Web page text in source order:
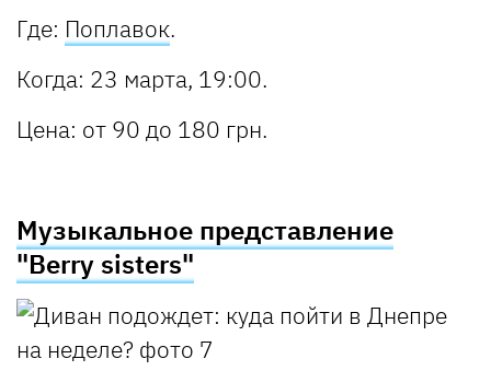
Где: Поплавок.
Когда: 23 марта, 19:00.
Цена: от 90 до 180 грн.
Музыкальное представление
"Berry sisters"